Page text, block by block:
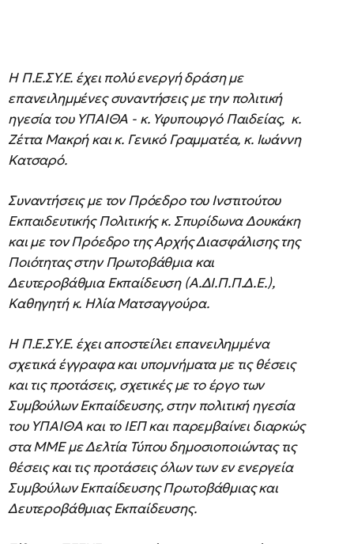
Η Π.Ε.ΣΥ.Ε. έχει πολύ ενεργή δράση με
επανειλημμένες συναντήσεις με την πολιτική
ηγεσία του ΥΠΑΙΘΑ - κ. Υφυπουργό Παιδείας, κ.
Ζέττα Μακρή και κ. Γενικό Γραμματέα, κ. Ιωάννη
Κατσαρό.
Συναντήσεις με τον Πρόεδρο του Ινστιτούτου
Εκπαιδευτικής Πολιτικής κ. Σπυρίδωνα Δουκάκη
και με τον Πρόεδρο της Αρχής Διασφάλισης της
Ποιότητας στην Πρωτοβάθμια και
Δευτεροβάθμια Εκπαίδευση (Α.ΔΙ.Π.Π.Δ.Ε.),
Καθηγητή κ. Ηλία Ματσαγγούρα.
Η Π.Ε.ΣΥ.Ε. έχει αποστείλει επανειλημμένα
σχετικά έγγραφα και υπομνήματα με τις θέσεις
και τις προτάσεις, σχετικές με το έργο των
Συμβούλων Εκπαίδευσης, στην πολιτική ηγεσία
του ΥΠΑΙΘΑ και το ΙΕΠ και παρεμβαίνει διαρκώς
στα ΜΜΕ με Δελτία Τύπου δημοσιοποιώντας τις
θέσεις και τις προτάσεις όλων των εν ενεργεία
Συμβούλων Εκπαίδευσης Πρωτοβάθμιας και
Δευτεροβάθμιας Εκπαίδευσης.